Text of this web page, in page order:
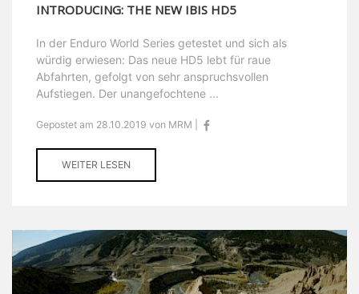
INTRODUCING: THE NEW IBIS HD5
In der Enduro World Series getestet und sich als
würdig erwiesen: Das neue HD5 lebt für raue
Abfahrten, gefolgt von sehr anspruchsvollen
Aufstiegen. Der unangefochtene ...
Gepostet am 28.10.2019 von MRM |
WEITER LESEN